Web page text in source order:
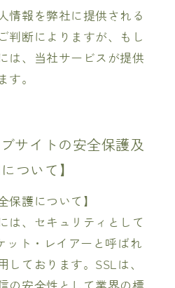
情報を弊社に提供される
判断によりますが、もし
は、当社サービスが提供
す。
イトの安全保護及
ついて】
保護について】
は、セキュリティとして
ット・レイアーと呼ばれ
しております。SSLは、